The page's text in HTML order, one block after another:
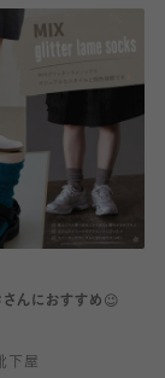
さんにおすすめ😉
下屋